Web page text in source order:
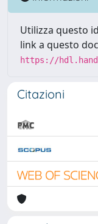
Utilizza questo
link a questo
https://
Citazioni